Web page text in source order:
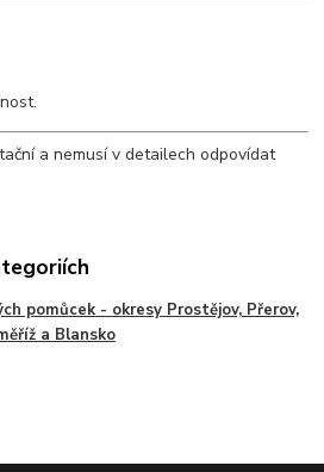
a nemusí v detailech odpovídat
pomůcek - okresy Prostějov, Přerov,
a Blansko